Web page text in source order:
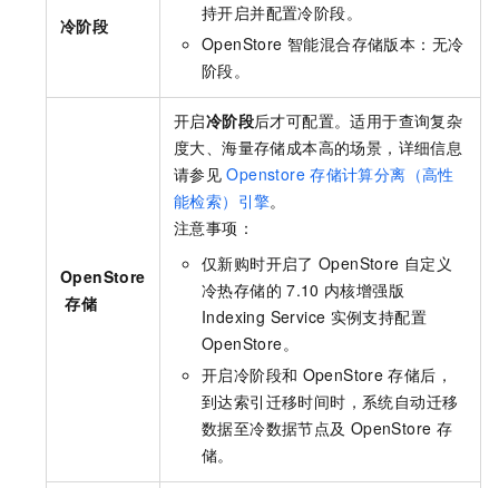
冷阶段
持开启并配置冷阶段。
OpenStore 智能混合存储版本：无冷
阶段。
OpenStore
存储
开启冷阶段后才可配置。适用于查询复杂
度大、海量存储成本高的场景，详细信息
请参见 Openstore 存储计算分离（高性
能检索）引擎。
注意事项：
仅新购时开启了 OpenStore 自定义
冷热存储的 7.10 内核增强版
Indexing Service 实例支持配置
OpenStore。
开启冷阶段和 OpenStore 存储后，
到达索引迁移时间时，系统自动迁移
数据至冷数据节点及 OpenStore 存
储。